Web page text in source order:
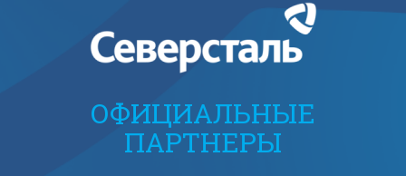
ОФИЦИАЛЬНЫЕ
ПАРТНЕРЫ